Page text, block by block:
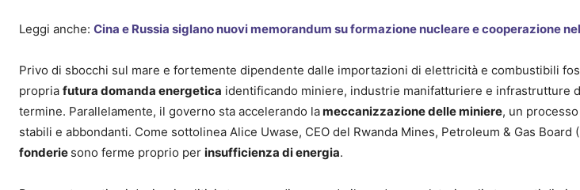
Leggi anche: Cina e Russia siglano nuovi memorandum su formazione nucleare e cooperazione
Privo di sbocchi sul mare e fortemente dipendente dalle importazioni di elettricità e combustibili
propria futura domanda energetica identificando miniere, industrie manifatturiere e infrastrutture
termine. Parallelamente, il governo sta accelerando lameccanizzazione delle miniere, un
stabili e abbondanti. Come sottolinea Alice Uwase, CEO del Rwanda Mines, Petroleum & Gas Board
fonderie sono ferme proprio per insufficienza di energia.